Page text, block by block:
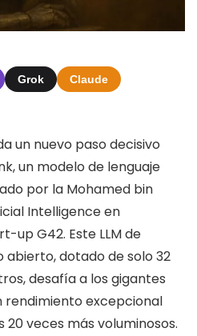
Grok
Claude
un nuevo paso decisivo
un modelo de lenguaje
por la Mohamed bin
Intelligence en
up G42. Este LLM de
dotado de solo 32
desafía a los gigantes
excepcional
veces más voluminosos.